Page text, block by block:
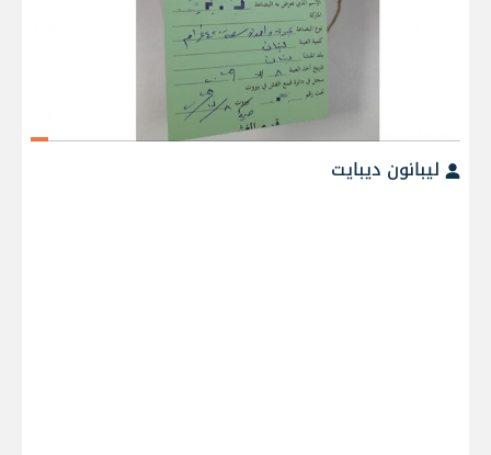
ليبانون ديبايت